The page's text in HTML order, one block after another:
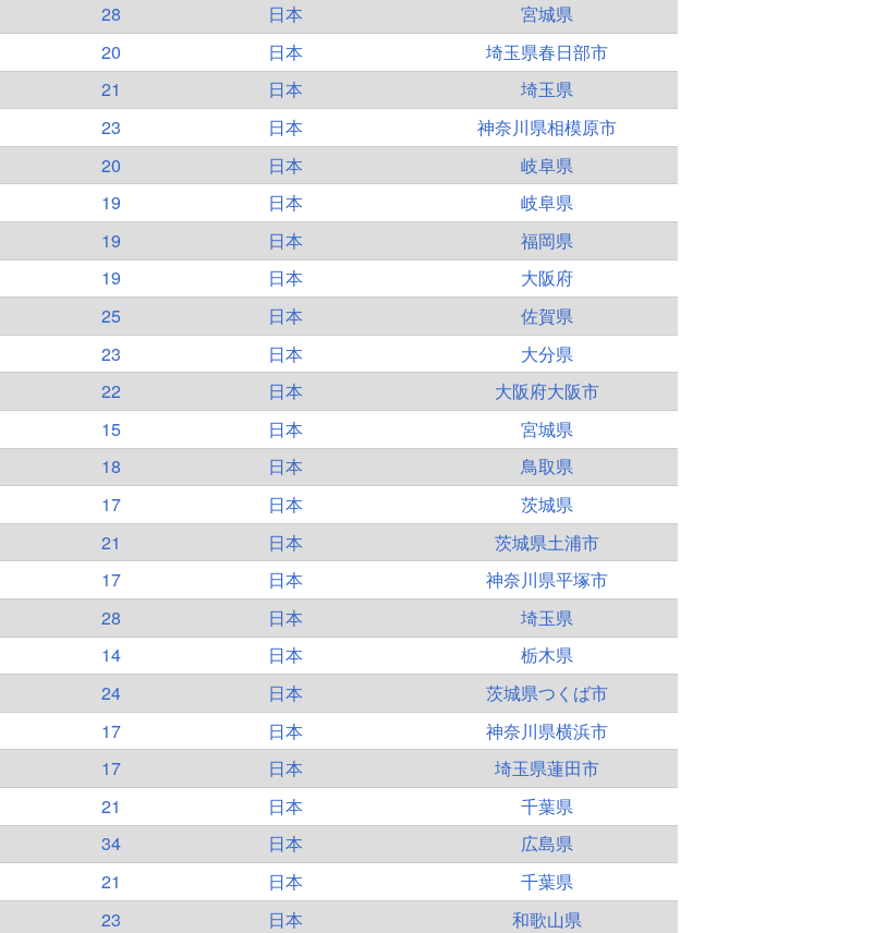
28 日本
宮城県
20 日本
埼玉県春日部市
21 日本
埼玉県
23 日本
神奈川県相模原市
20 日本
岐阜県
19 日本
岐阜県
19 日本
福岡県
19 日本
大阪府
25 日本
佐賀県
23 日本
大分県
22 日本
大阪府大阪市
15 日本
宮城県
18 日本
鳥取県
17 日本
茨城県
21 日本
茨城県土浦市
17 日本
神奈川県平塚市
28 日本
埼玉県
14 日本
栃木県
24 日本
茨城県つくば市
17 日本
神奈川県横浜市
17 日本
埼玉県蓮田市
21 日本
千葉県
34 日本
広島県
21 日本
千葉県
23 日本
和歌山県